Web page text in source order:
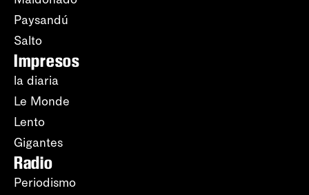
Paysandú
Salto
Impresos
la diaria
Le Monde
Lento
Gigantes
Radio
Periodismo